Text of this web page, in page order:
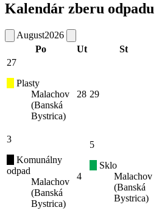
Kalendár zberu odpadu
August2026
Po
Ut St
27
Plasty
Malachov
(Banská
Bystrica)
28 29
3
Komunálny
odpad
Malachov
(Banská
Bystrica)
4
5
Sklo
Malachov
(Banská
Bystrica)